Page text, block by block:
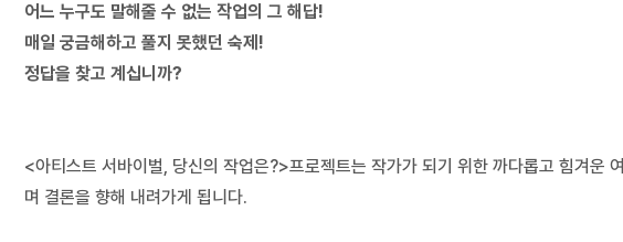
어느 누구도 말해줄 수 없는 작업의 그 해답!
매일 궁금해하고 풀지 못했던 숙제!
정답을 찾고 계십니까?
<아티스트 서바이벌, 당신의 작업은?>프로젝트는 작가가 되기 위한 까다롭고 힘겨운
며 결론을 향해 내려가게 됩니다.